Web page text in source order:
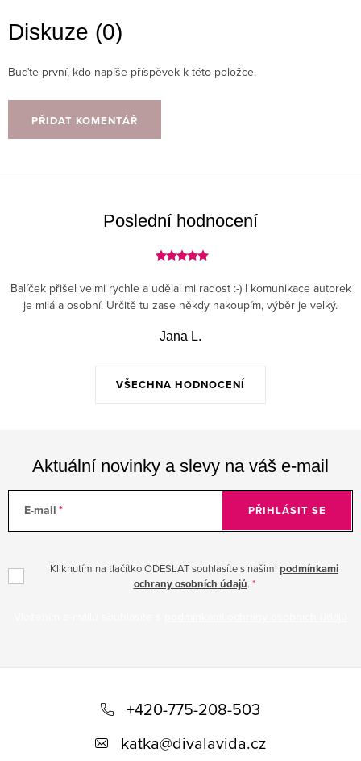
Diskuze (0)
Buďte první, kdo napíše příspěvek k této položce.
PŘIDAT KOMENTÁŘ
Poslední hodnocení
VŠECHNA HODNOCENÍ
Balíček přišel velmi rychle a udělal mi radost :-) I komunikace autorek
je milá a osobní. Určitě tu zase někdy nakoupím, výběr je velký.
Jana L.
Aktuální novinky a slevy na váš e-mail
E-mail
Kliknutím na tlačítko ODESLAT souhlasíte s našimi podmínkami
ochrany osobních údajů.
PŘIHLÁSIT SE
+420-775-208-503
katka@divalavida.cz